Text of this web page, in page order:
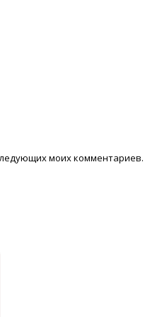
моих комментариев.